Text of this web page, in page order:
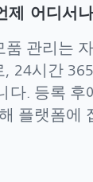
제 어디서
품 관리는
, 24시간
다. 등록 후
플랫폼에